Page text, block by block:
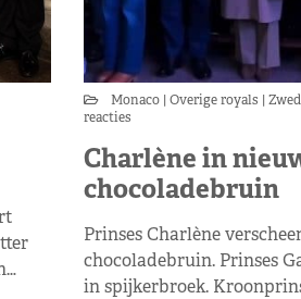
Monaco Overige royals
reacties
Charlène in
chocoladebruin
Prinses Charlène
chocoladebruin. Prinses
in spijkerbroek.